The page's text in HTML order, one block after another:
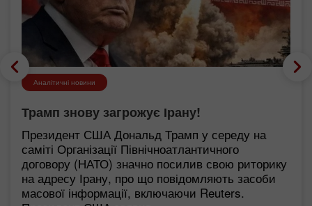
Аналітичні новини
Трамп знову загрожує Ірану!
Президент США Дональд Трамп у середу на
саміті Організації Північноатлантичного
договору (НАТО) значно посилив свою риторику
на адресу Ірану, про що повідомляють засоби
масової інформації, включаючи Reuters.